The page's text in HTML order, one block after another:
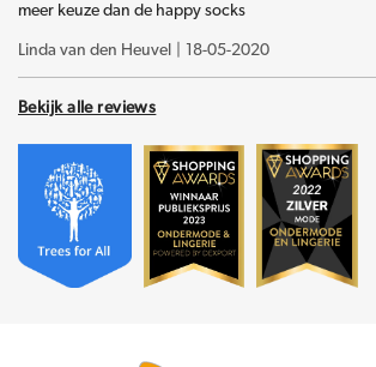
meer keuze dan de happy socks
Linda van den Heuvel 18-05-2020
Bekijk alle reviews